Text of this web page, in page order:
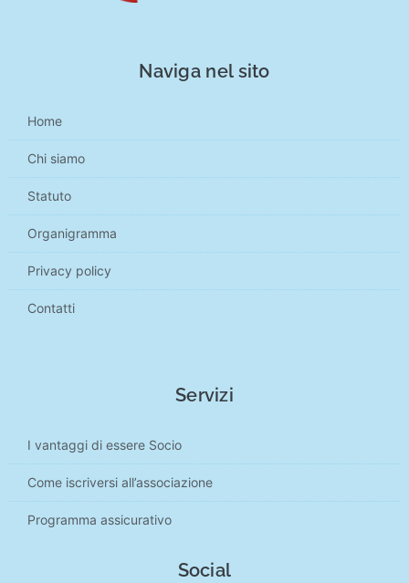
Naviga nel sito
Home
Chi siamo
Statuto
Organigramma
Privacy policy
Contatti
Servizi
I vantaggi di essere Socio
Come iscriversi all’associazione
Programma assicurativo
Social